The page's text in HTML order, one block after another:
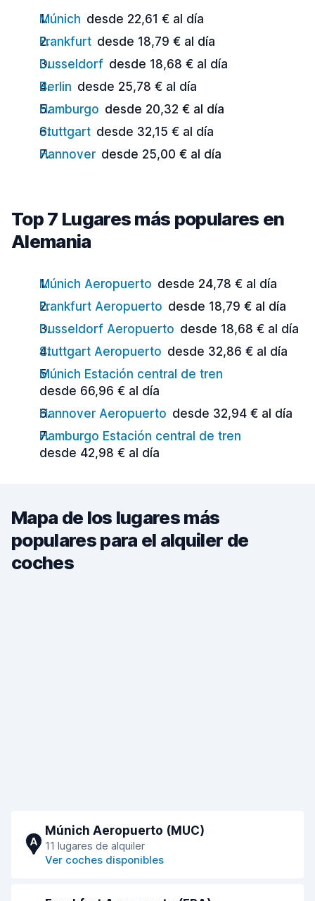
Múnich desde 22,61 € al día
Frankfurt desde 18,79 € al día
Dusseldorf desde 18,68 € al día
Berlin desde 25,78 € al día
Hamburgo desde 20,32 € al día
Stuttgart desde 32,15 € al día
Hannover desde 25,00 € al día
Top 7 Lugares más populares en
Alemania
Múnich Aeropuerto desde 24,78 € al día
Frankfurt Aeropuerto desde 18,79 € al día
Dusseldorf Aeropuerto desde 18,68 € al día
Stuttgart Aeropuerto desde 32,86 € al día
Múnich Estación central de tren
desde 66,96 € al día
Hannover Aeropuerto desde 32,94 € al día
Hamburgo Estación central de tren
desde 42,98 € al día
Mapa de los lugares más
populares para el alquiler de
coches
A
Múnich Aeropuerto (MUC)
11 lugares de alquiler
Ver coches disponibles